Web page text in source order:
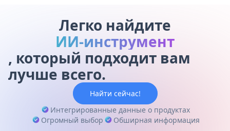
браузере. Откройте для себя
практические советы в нашем
Легко найдите
ИИ-инструмент
, который подходит вам
лучше всего.
Найти сейчас!
Интегрированные данные о продуктах
Огромный выбор
Обширная информация